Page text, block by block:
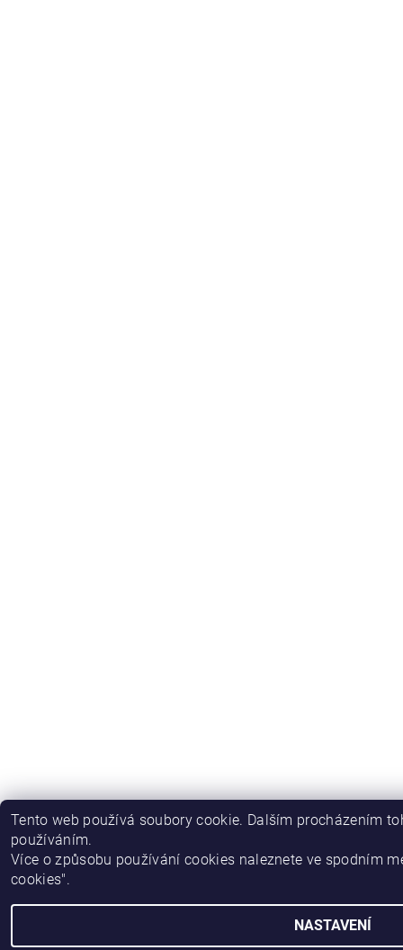
Tento web používá soubory cookie. Dalším procházením
používáním.
Více o způsobu používání cookies naleznete ve spodním
cookies".
NASTAVENÍ